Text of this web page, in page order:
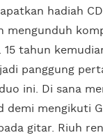
hadiah
mengunduh
15 tahun
panggung
ini. Di sana
demi mengikuti
gitar. Riuh